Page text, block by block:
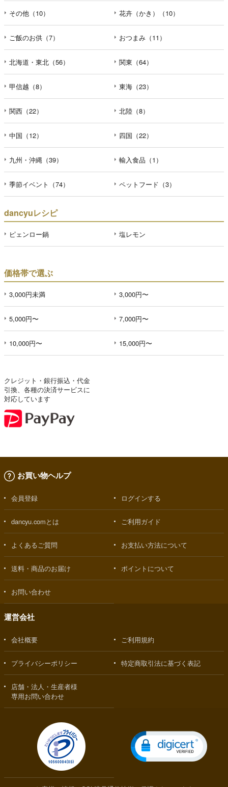
個人情報に関する問合わせ窓口
個人情報保護管理者：オペレーション部シニアマネージャ
ー
〒106-0044 東京都港区東麻布一丁目２７番１号 東麻布食
文化ビル４階
ＴＥＬ：050-5213-7688
ＦＡＸ：047-401-6847
その他（10） 花卉（かき）（10）
ご飯のお供（7） おつまみ（11）
北海道・東北（56） 関東（64）
甲信越（8） 東海（23）
関西（22） 北陸（8）
中国（12） 四国（22）
九州・沖縄（39） 輸入食品（1）
季節イベント（74） ペットフード（3）
dancyuレシピ
ピェンロー鍋 塩レモン
価格帯で選ぶ
3,000円未満 3,000円〜
5,000円〜 7,000円〜
10,000円〜 15,000円〜
クレジット・銀行振込・代金
引換、各種の決済サービスに
対応しています
お買い物ヘルプ
会員登録 ログインする
dancyu.comとは ご利用ガイド
よくあるご質問 お支払い方法について
送料・商品のお届け ポイントについて
お問い合わせ
運営会社
会社概要 ご利用規約
プライバシーポリシー 特定商取引法に基づく表記
店舗・法人・生産者様
専用お問い合わせ